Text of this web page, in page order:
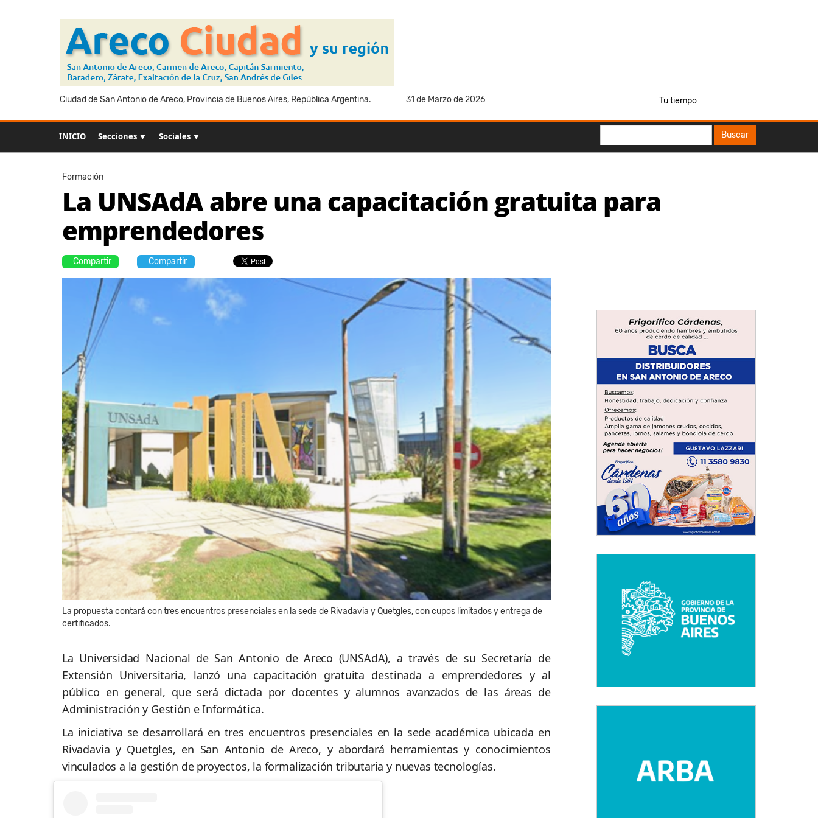
Ciudad de San Antonio de Areco, Provincia de Buenos Aires, República Argentina. 31 de Marzo de 2026 Tu tiempo
INICIO Secciones ▼ Sociales ▼ Buscar
Formación
La UNSAdA abre una capacitación gratuita para
emprendedores
Compartir Compartir
La propuesta contará con tres encuentros presenciales en la sede de Rivadavia y Quetgles, con cupos limitados y entrega de
certificados.
La Universidad Nacional de San Antonio de Areco (UNSAdA), a través de su Secretaría de
Extensión Universitaria, lanzó una capacitación gratuita destinada a emprendedores y al
público en general, que será dictada por docentes y alumnos avanzados de las áreas de
Administración y Gestión e Informática.
La iniciativa se desarrollará en tres encuentros presenciales en la sede académica ubicada en
Rivadavia y Quetgles, en San Antonio de Areco, y abordará herramientas y conocimientos
vinculados a la gestión de proyectos, la formalización tributaria y nuevas tecnologías.